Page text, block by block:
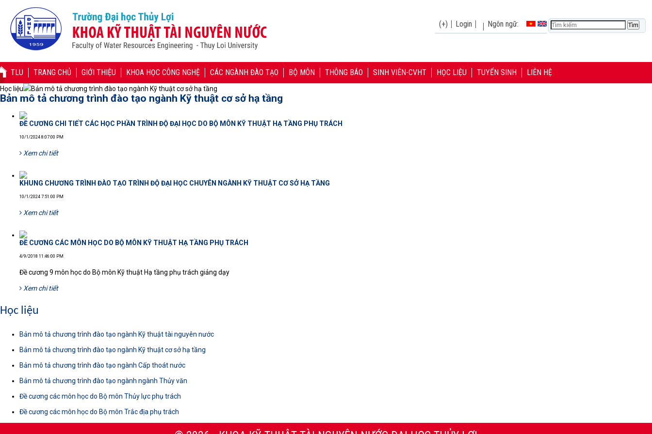
(+) Login Ngôn ngữ:
TLU TRANG CHỦ GIỚI THIỆU KHOA HỌC CÔNG NGHỆ CÁC NGÀNH ĐÀO TẠO BỘ MÔN THÔNG BÁO SINH VIÊN-CVHT HỌC LIỆU TUYỂN SINH LIÊN HỆ
Học liệu Bản mô tả chương trình đào tạo ngành Kỹ thuật cơ sở hạ tầng
Bản mô tả chương trình đào tạo ngành Kỹ thuật cơ sở hạ tầng
ĐỀ CƯƠNG CHI TIẾT CÁC HỌC PHẦN TRÌNH ĐỘ ĐẠI HỌC DO BỘ MÔN KỸ THUẬT HẠ TẦNG PHỤ TRÁCH
10/1/2024 8:07:00 PM
Xem chi tiết
KHUNG CHƯƠNG TRÌNH ĐÀO TẠO TRÌNH ĐỘ ĐẠI HỌC CHUYÊN NGÀNH KỸ THUẬT CƠ SỞ HẠ TẦNG
10/1/2024 7:51:00 PM
Xem chi tiết
ĐỀ CƯƠNG CÁC MÔN HỌC DO BỘ MÔN KỸ THUẬT HẠ TẦNG PHỤ TRÁCH
4/9/2018 11:46:00 PM
Đề cương 9 môn học do Bộ môn Kỹ thuật Hạ tầng phụ trách giảng dạy
Xem chi tiết
Học liệu
Bản mô tả chương trình đào tạo ngành Kỹ thuật tài nguyên nước
Bản mô tả chương trình đào tạo ngành Kỹ thuật cơ sở hạ tầng
Bản mô tả chương trình đào tạo ngành Cấp thoát nước
Bản mô tả chương trình đào tạo ngành ngành Thủy văn
Đề cương các môn học do Bộ môn Thủy lực phụ trách
Đề cương các môn học do Bộ môn Trắc địa phụ trách